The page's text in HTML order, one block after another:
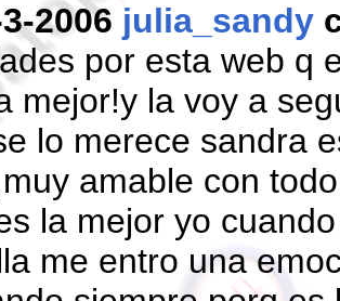
2006 julia_sandy
por esta web q
mejor!y la voy a
lo merece sandra
amable con
la mejor yo
me entro una